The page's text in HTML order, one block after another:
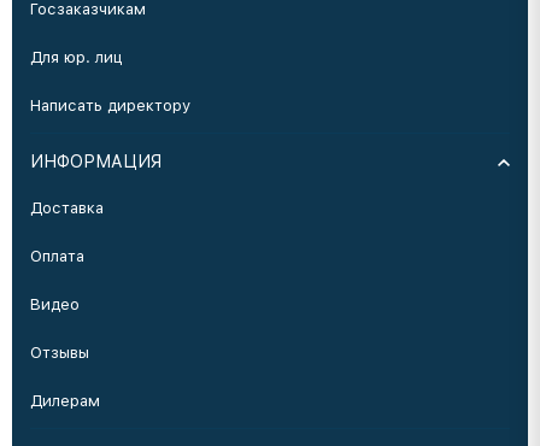
Госзаказчикам
Для юр. лиц
Написать директору
ИНФОРМАЦИЯ
Доставка
Оплата
Видео
Отзывы
Дилерам